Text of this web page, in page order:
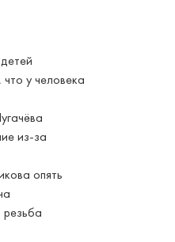
что у человека
из-за
опять